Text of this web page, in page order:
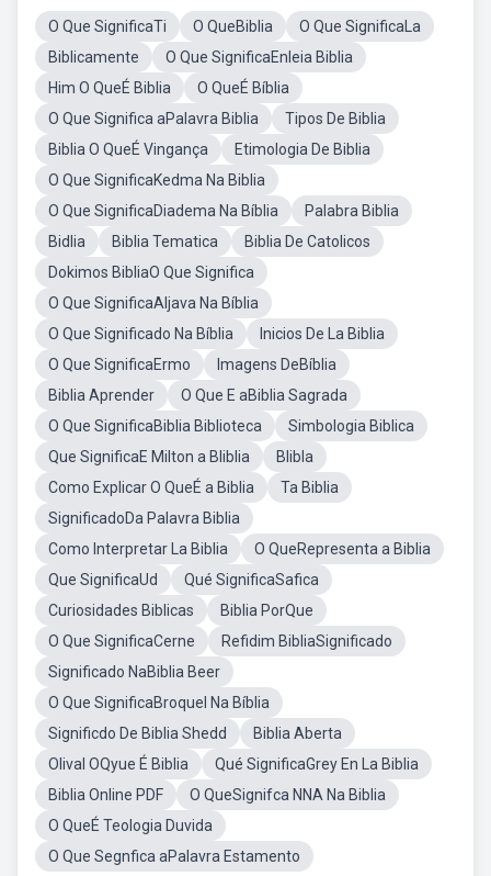
O Que SignificaTi O QueBiblia
O Que SignificaLa
Biblicamente
O Que SignificaEnleia Biblia
Him O QueÉ Biblia
O QueÉ Bíblia
O Que Significa aPalavra Biblia
Tipos De Biblia
Biblia O QueÉ Vingança
Etimologia De Biblia
O Que SignificaKedma Na Biblia
O Que SignificaDiadema Na Bíblia
Palabra Biblia
Bidlia
Biblia Tematica
Biblia De Catolicos
Dokimos BibliaO Que Significa
O Que SignificaAljava Na Bíblia
O Que Significado Na Bíblia
Inicios De La Biblia
O Que SignificaErmo
Imagens DeBíblia
Biblia Aprender
O Que E aBiblia Sagrada
O Que SignificaBiblia Biblioteca
Simbologia Biblica
Que SignificaE Milton a Bliblia
Blibla
Como Explicar O QueÉ a Biblia
Ta Biblia
SignificadoDa Palavra Biblia
Como Interpretar La Biblia
O QueRepresenta a Biblia
Que SignificaUd
Qué SignificaSafica
Curiosidades Biblicas
Biblia PorQue
O Que SignificaCerne
Refidim BibliaSignificado
Significado NaBiblia Beer
O Que SignificaBroquel Na Bíblia
Significdo De Biblia Shedd
Biblia Aberta
Olival OQyue É Biblia
Qué SignificaGrey En La Biblia
Biblia Online PDF
O QueSignifca NNA Na Biblia
O QueÉ Teologia Duvida
O Que Segnfica aPalavra Estamento